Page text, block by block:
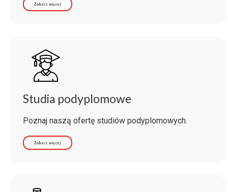
Zobacz więcej
Studia podyplomowe
Poznaj naszą ofertę studiów podyplomowych.
Zobacz więcej